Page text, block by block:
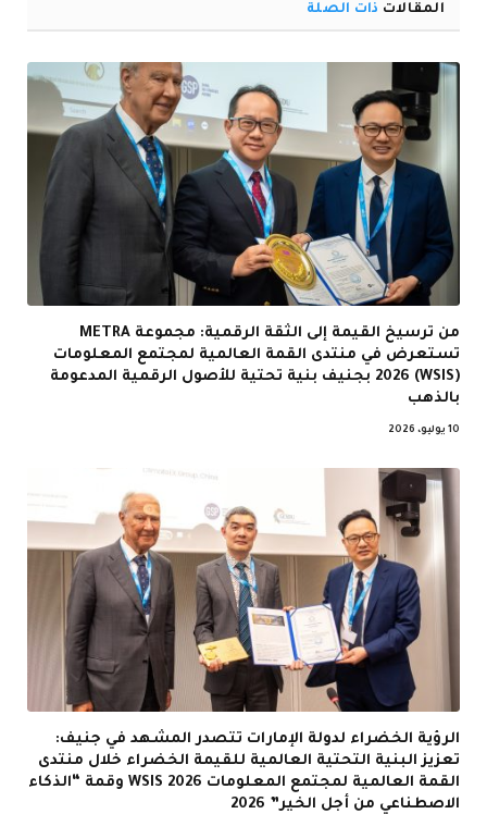
المقالات ذات الصلة
من ترسيخ القيمة إلى الثقة الرقمية: مجموعة METRA
تستعرض في منتدى القمة العالمية لمجتمع المعلومات
(WSIS) 2026 بجنيف بنية تحتية للأصول الرقمية المدعومة
بالذهب
10 يوليو، 2026
الرؤية الخضراء لدولة الإمارات تتصدر المشهد في جنيف:
تعزيز البنية التحتية العالمية للقيمة الخضراء خلال منتدى
القمة العالمية لمجتمع المعلومات WSIS 2026 وقمة “الذكاء
الاصطناعي من أجل الخير” 2026